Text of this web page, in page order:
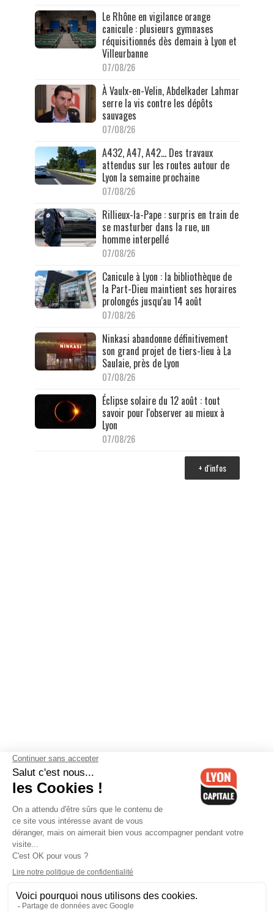
Le Rhône en vigilance orange
canicule : plusieurs gymnases
réquisitionnés dès demain à Lyon et
Villeurbanne
07/08/26
À Vaulx-en-Velin, Abdelkader Lahmar
serre la vis contre les dépôts
sauvages
07/08/26
A432, A47, A42… Des travaux
attendus sur les routes autour de
Lyon la semaine prochaine
07/08/26
Rillieux-la-Pape : surpris en train de
se masturber dans la rue, un
homme interpellé
07/08/26
Canicule à Lyon : la bibliothèque de
la Part-Dieu maintient ses horaires
prolongés jusqu'au 14 août
07/08/26
Ninkasi abandonne définitivement
son grand projet de tiers-lieu à La
Saulaie, près de Lyon
07/08/26
Éclipse solaire du 12 août : tout
savoir pour l'observer au mieux à
Lyon
07/08/26
+ d'infos
Contactez-nous-Mentions légales-CGV-Politique de